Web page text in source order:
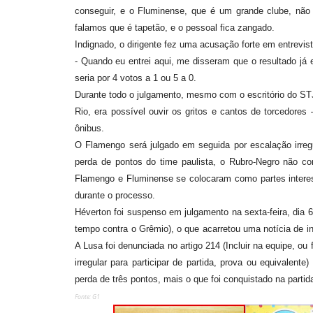
conseguir, e o Fluminense, que é um grande clube,
falamos que é tapetão, e o pessoal fica zangado.
Indignado, o dirigente fez uma acusação forte em
- Quando eu entrei aqui, me disseram que o resultado
seria por 4 votos a 1 ou 5 a 0.
Durante todo o julgamento, mesmo com o escritório do
Rio, era possível ouvir os gritos e cantos de torcedores
ônibus.
O Flamengo será julgado em seguida por escalação
perda de pontos do time paulista, o Rubro-Negro não
Flamengo e Fluminense se colocaram como partes
durante o processo.
Héverton foi suspenso em julgamento na sexta-feira, dia
tempo contra o Grêmio), o que acarretou uma notícia de
A Lusa foi denunciada no artigo 214 (Incluir na equipe,
irregular para participar de partida, prova ou
perda de três pontos, mais o que foi conquistado na
Fonte: G1